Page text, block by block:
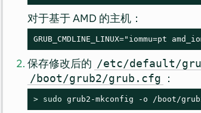
对于基于 AMD 的主机：
GRUB_CMDLINE_LINUX="iommu=pt
保存修改后的 /etc/default/
/boot/grub2/grub.cfg ：
> sudo grub2-mkconfig -o /boot/